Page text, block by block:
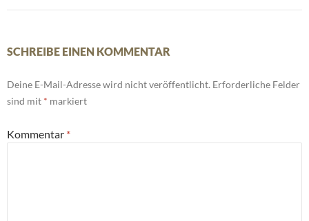
SCHREIBE EINEN KOMMENTAR
Deine E-Mail-Adresse wird nicht veröffentlicht. Erforderliche Felder
sind mit * markiert
Kommentar *